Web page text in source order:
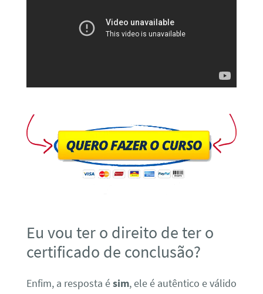
Eu vou ter o direito de ter o
certificado de conclusão?
Enfim, a resposta ésim, ele é autêntico e válido